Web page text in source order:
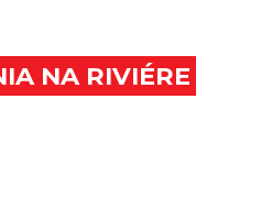
NA RIVIÉRE